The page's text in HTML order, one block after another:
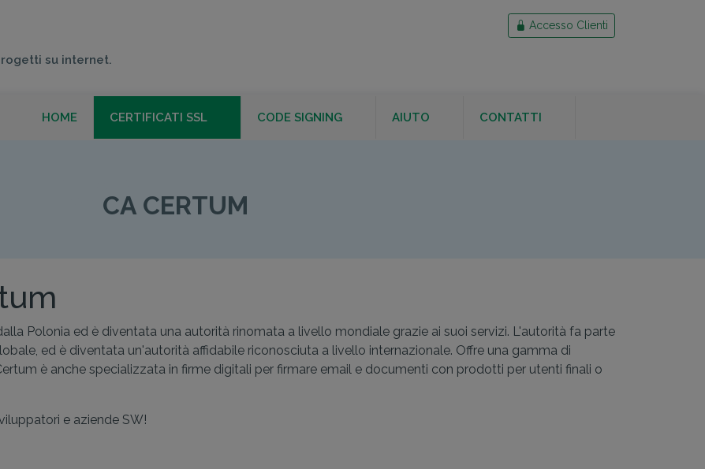
su internet.
Accesso Clienti
HOME CERTIFICATI SSL CODE SIGNING AIUTO CONTATTI
CA CERTUM
CA CERTUM
Polonia ed è diventata una autorità rinomata a livello mondiale grazie ai suoi servizi. L'autorità fa parte
ed è diventata un'autorità affidabile riconosciuta a livello internazionale. Offre una gamma di
è anche specializzata in firme digitali per firmare email e documenti con prodotti per utenti finali o
e aziende SW!